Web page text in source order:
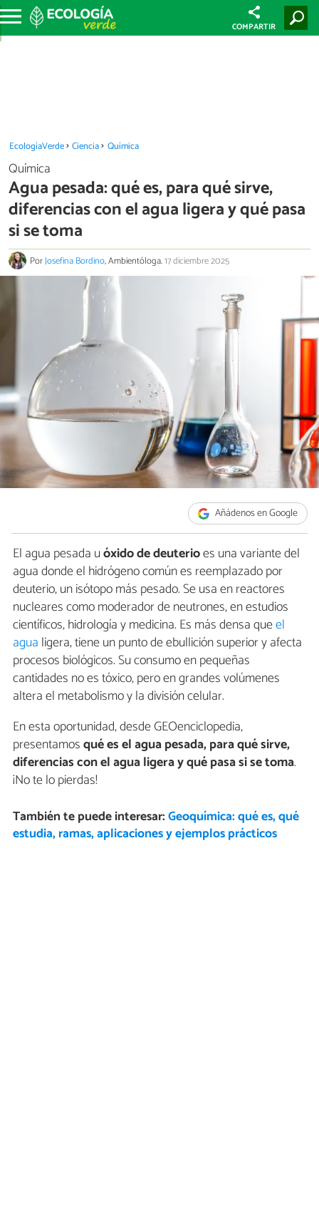
COMPARTIR
EcologíaVerde Ciencia Química
Química
Agua pesada: qué es, para qué sirve,
diferencias con el agua ligera y qué pasa
si se toma
PorJosefina Bordino, Ambientóloga.17 diciembre 2025
Añádenos en Google
El agua pesada uóxido de deuterioes una variante del
agua donde el hidrógeno común es reemplazado por
deuterio, un isótopo más pesado. Se usa en reactores
nucleares como moderador de neutrones, en estudios
científicos, hidrología y medicina. Es más densa queel
agua ligera, tiene un punto de ebullición superior y afecta
procesos biológicos. Su consumo en pequeñas
cantidades no es tóxico, pero en grandes volúmenes
altera el metabolismo y la división celular.
En esta oportunidad, desde GEOenciclopedia,
presentamosqué es el agua pesada, para qué sirve,
diferencias con el agua ligera y qué pasa si se toma.
¡No te lo pierdas!
También te puede interesar:Geoquímica: qué es, qué
estudia, ramas, aplicaciones y ejemplos prácticos